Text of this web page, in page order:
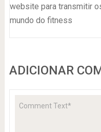
website para transmitir
mundo do fitness
ADICIONAR